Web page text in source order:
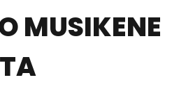
MUSIKENE